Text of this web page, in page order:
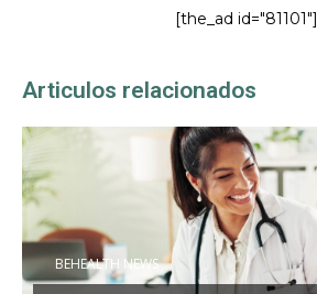
[the_ad id="81101"]
Articulos relacionados
BEHEALTH NEWS